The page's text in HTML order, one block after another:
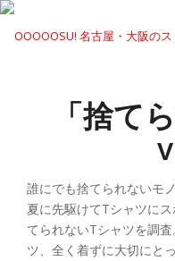
「捨て
誰にでも捨てられないモ
夏に先駆けてTシャツに
てられないTシャツを調
ツ、全く着ずに大切にと